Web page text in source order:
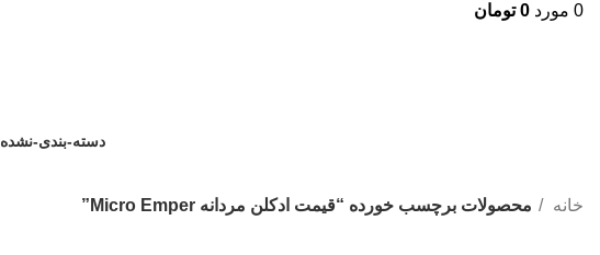
0 مورد 0 تومان
دسته-بندی-نشده
خانه محصولات برچسب خورده “قیمت ادکلن مردانه Micro Emper”